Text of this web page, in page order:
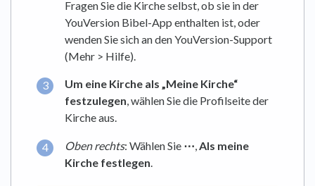
Fragen Sie die Kirche selbst, ob sie in der
YouVersion Bibel-App enthalten ist, oder
wenden Sie sich an den YouVersion-Support
(Mehr > Hilfe).
Um eine Kirche als „Meine Kirche“
festzulegen, wählen Sie die Profilseite der
Kirche aus.
Oben rechts: Wählen Sie ⋯,Als meine
Kirche festlegen.